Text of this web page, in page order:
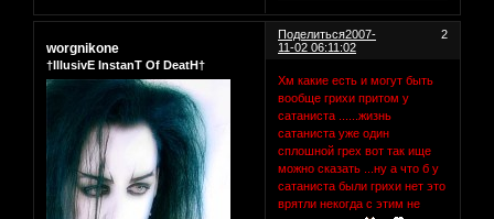
Поделиться 2
2007-
11-02 06:11:02
worgnikone
†IllusivE InstanT Of DeatH†
Хм какие есть и могут быть
вообще грихи притом у
сатаниста ......жизнь
сатаниста уже один
сплошной грех вот так ище
можно сказать ...ну а что б у
сатаниста были грихи нет это
врятли некогда с этим не